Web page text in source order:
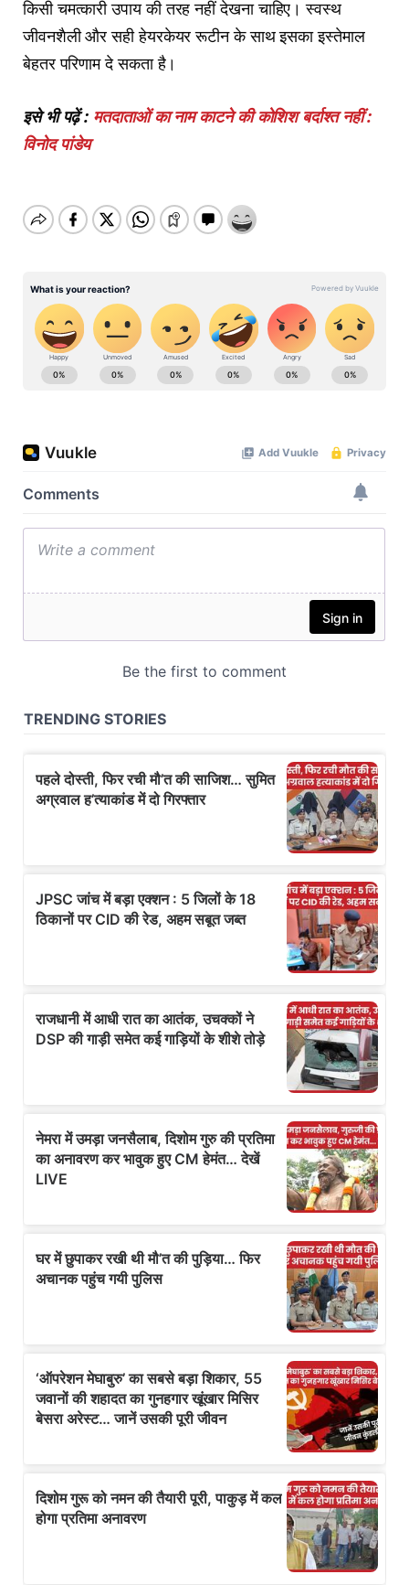
किसी चमत्कारी उपाय की तरह नहीं देखना चाहिए। स्वस्थ
जीवनशैली और सही हेयरकेयर रूटीन के साथ इसका इस्तेमाल
बेहतर परिणाम दे सकता है।
इसे भी पढ़ें : मतदाताओं का नाम काटने की कोशिश बर्दाश्त नहीं :
विनोद पांडेय